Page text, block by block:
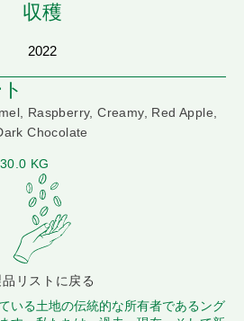
収穫
2022
Raspberry, Creamy, Red Apple,
Chocolate
KG
リストに戻る
いる土地の伝統的な所有者であるング